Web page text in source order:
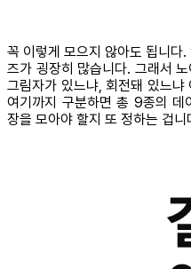
꼭 이렇게 모으지 않아도 됩니다.
즈가 굉장히 많습니다. 그래서
그림자가 있느냐, 회전돼 있느
여기까지 구분하면 총 9종의 데
장을 모아야 할지 또 정하는 겁니